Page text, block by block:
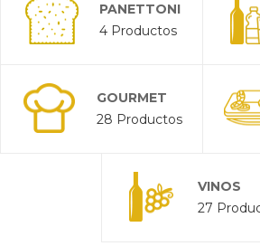
PANETTONI
4 Productos
GOURMET
28 Productos
VINOS
27